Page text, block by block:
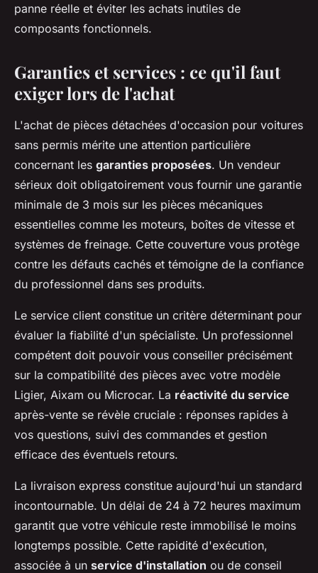
panne réelle et éviter les achats inutiles de
composants fonctionnels.
Garanties et services : ce qu'il faut
exiger lors de l'achat
L'achat de pièces détachées d'occasion pour voitures
sans permis mérite une attention particulière
concernant les garanties proposées. Un vendeur
sérieux doit obligatoirement vous fournir une garantie
minimale de 3 mois sur les pièces mécaniques
essentielles comme les moteurs, boîtes de vitesse et
systèmes de freinage. Cette couverture vous protège
contre les défauts cachés et témoigne de la confiance
du professionnel dans ses produits.
Le service client constitue un critère déterminant pour
évaluer la fiabilité d'un spécialiste. Un professionnel
compétent doit pouvoir vous conseiller précisément
sur la compatibilité des pièces avec votre modèle
Ligier, Aixam ou Microcar. La réactivité du service
après-vente se révèle cruciale : réponses rapides à
vos questions, suivi des commandes et gestion
efficace des éventuels retours.
La livraison express constitue aujourd'hui un standard
incontournable. Un délai de 24 à 72 heures maximum
garantit que votre véhicule reste immobilisé le moins
longtemps possible. Cette rapidité d'exécution,
associée à un service d'installation ou de conseil